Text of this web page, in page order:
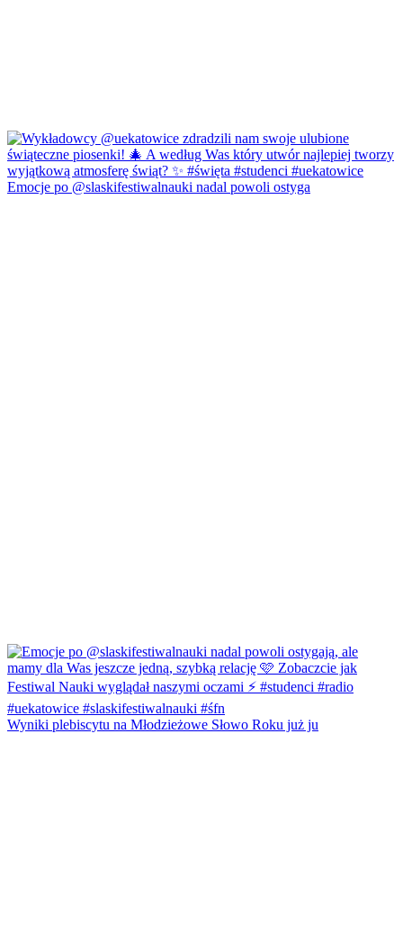
Emocje po @slaskifestiwalnauki nadal powoli ostyga
Wyniki plebiscytu na Młodzieżowe Słowo Roku już ju